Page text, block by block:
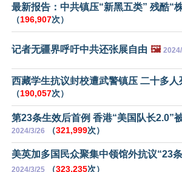
最新报告：中共镇压“新黑五类” 残酷“
（196,907次）
记者无疆界呼吁中共还张展自由 🖼️
西藏学生抗议封校遭武警镇压 二十多人
（190,057次）
第23条生效后首例 香港“美国队长2.0”
2024/3/26 （321,999次）
美英加多国民众聚集中领馆外抗议“23
2024/3/25 （323,235次）